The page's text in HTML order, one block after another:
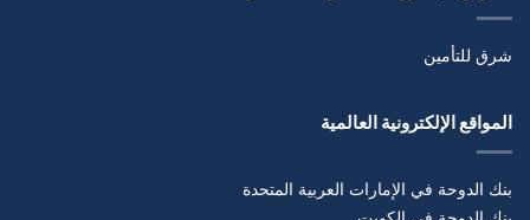
شرق للتأمين
المواقع الإلكترونية العالمية
بنك الدوحة في الإمارات العربية المتحدة